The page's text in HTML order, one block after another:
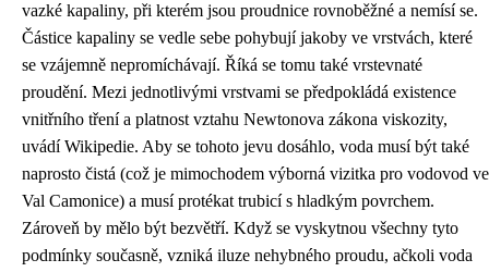
vazké kapaliny, při kterém jsou proudnice rovnoběžné a nemísí se.
Částice kapaliny se vedle sebe pohybují jakoby ve vrstvách, které
se vzájemně nepromíchávají. Říká se tomu také vrstevnaté
proudění. Mezi jednotlivými vrstvami se předpokládá existence
vnitřního tření a platnost vztahu Newtonova zákona viskozity,
uvádíWikipedie. Aby se tohoto jevu dosáhlo, voda musí být také
naprosto čistá (což je mimochodem výborná vizitka pro vodovod ve
Val Camonice) a musí protékat trubicí s hladkým povrchem.
Zároveň by mělo být bezvětří. Když se vyskytnou všechny tyto
podmínky současně, vzniká iluze nehybného proudu, ačkoli voda